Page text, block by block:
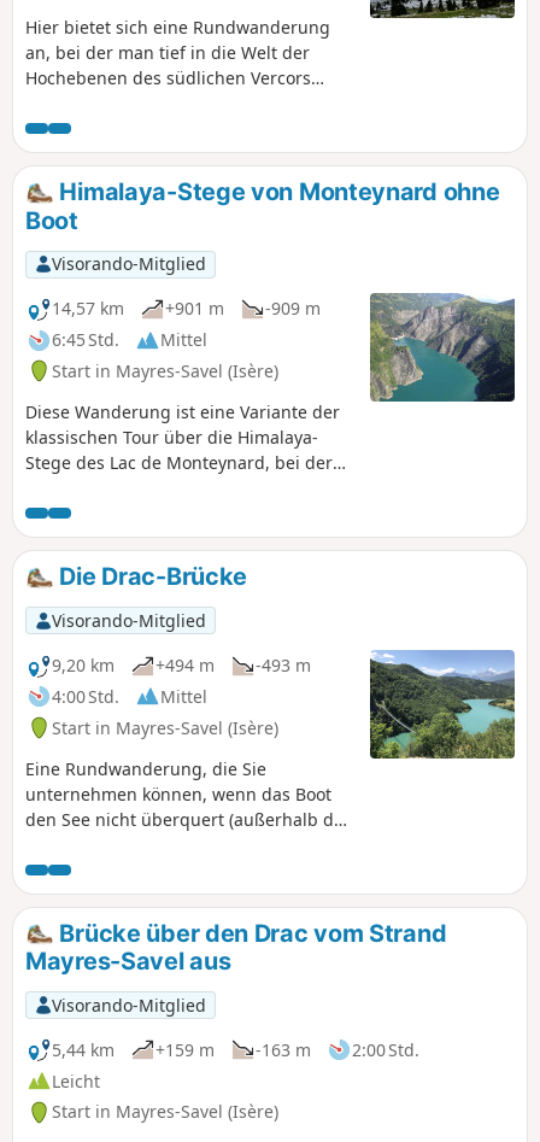
Hier bietet sich eine Rundwanderung
an, bei der man tief in die Welt der
Hochebenen des südlichen Vercors
Schwierigkeiten außer der Orientierung
und mit überschaubaren
Höhenunterschieden. Für Liebhaber der
Einsamkeit und der Weite, die sich nicht
scheuen, abseits der ausgetretenen
Pfade zu wandern.
Himalaya-Stege von Monteynard ohne
Boot
Visorando-Mitglied
14,57 km
+901 m
-909 m
6:45 Std.
Mittel
Start in Mayres-Savel (Isère)
Diese Wanderung ist eine Variante der
klassischen Tour über die Himalaya-
Stege des Lac de Monteynard, bei der
zurück zum Ausgangspunkt gehen
muss. Außerdem führt diese Route über
den Pas du Berlioz (sehr schöne
Aussicht auf den See) und die Pont de
Brion. Sie ist kaum länger als mit dem
Boot, da man nicht bis zur Anlegestelle
laufen muss, die ziemlich weit entfernt
ist. Allerdings muss ein Teil der Strecke
hin und zurück gelaufen werden.
Die Drac-Brücke
Visorando-Mitglied
9,20 km
+494 m
-493 m
4:00 Std.
Mittel
Start in Mayres-Savel (Isère)
Eine Rundwanderung, die Sie
unternehmen können, wenn das Boot
den See nicht überquert (außerhalb der
und die Stege an zwei Tagen
überqueren möchten. Siehe Wanderung
Pont de Brion und Ébron-Steg. Diese
Wanderung ist nicht für Personen
geeignet, die unter Höhenangst oder
einer Phobie vor Einstürzen leiden.
Brücke über den Drac vom Strand
Mayres-Savel aus
Visorando-Mitglied
5,44 km
+159 m -163 m
2:00 Std.
Leicht
Start in Mayres-Savel (Isère)